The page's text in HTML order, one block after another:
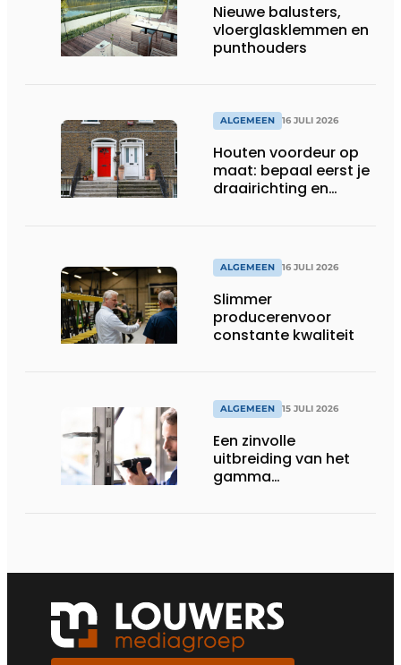
Nieuwe balusters,
vloerglasklemmen en
punthouders
ALGEMEEN 16 JULI 2026
Houten voordeur op
maat: bepaal eerst je
draairichting en
ALGEMEEN 16 JULI 2026
Slimmer
producerenvoor
constante kwaliteit
ALGEMEEN 15 JULI 2026
Een zinvolle
uitbreiding van het
gamma